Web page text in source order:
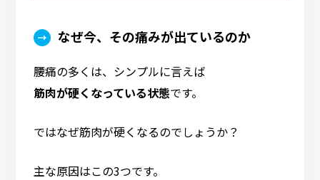
なぜ今、その痛みが出ているのか
腰痛の多くは、シンプルに言えば
筋肉が硬くなっている状態です。
ではなぜ筋肉が硬くなるのでしょうか？
主な原因はこの3つです。